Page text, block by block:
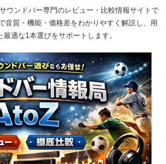
ウンドバー専門のレビュー・比較情報サイトで
音質・機能・価格差をわかりやすく解説し、用
適な1本選びをサポートします。